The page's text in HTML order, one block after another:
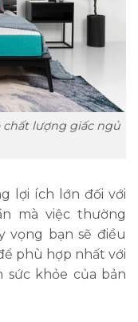
chất lượng giấc ngủ
lợi ích lớn đối với
mà việc thường
vọng bạn sẽ điều
phù hợp nhất với
sức khỏe của bản